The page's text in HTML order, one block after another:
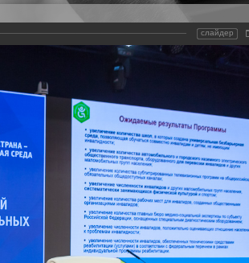
Задать вопрос
Базы данных
среда"
маломобильных групп населения
слайдер